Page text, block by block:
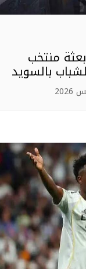
من بعثة منتخب
بالسويد